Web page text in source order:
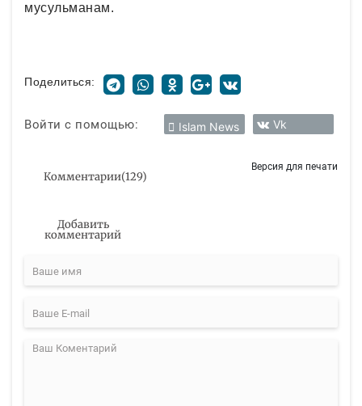
мусульманам.
Поделиться:
Войти с помощью: Islam News Vk
Комментарии(129)
Версия для печати
Добавить
комментарий